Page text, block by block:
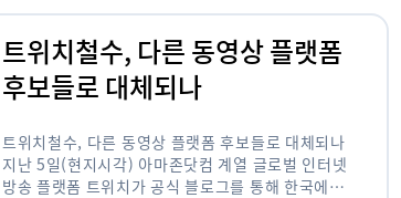
트위치철수, 다른 동영상 플랫폼
후보들로 대체되나
트위치철수, 다른 동영상 플랫폼 후보들로 대체되나
지난 5일(현지시각) 아마존닷컴 계열 글로벌 인터넷
방송 플랫폼 트위치가 공식 블로그를 통해 한국에서